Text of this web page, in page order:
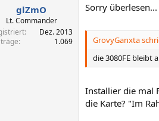
glZmO
Lt. Commander
Dez. 2013
1.069
Sorry überlesen...
GrovyGanxta
die 3080FE bleibt
Installier die mal
die Karte? "Im